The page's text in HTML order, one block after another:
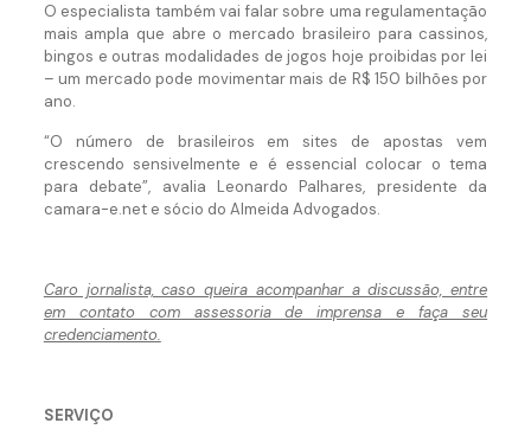
O especialista também vai falar sobre uma regulamentação
mais ampla que abre o mercado brasileiro para cassinos,
bingos e outras modalidades de jogos hoje proibidas por lei
– um mercado pode movimentar mais de R$ 150 bilhões por
ano.
“O número de brasileiros em sites de apostas vem
crescendo sensivelmente e é essencial colocar o tema
para debate”, avalia Leonardo Palhares, presidente da
camara-e.net e sócio do Almeida Advogados.
Caro jornalista, caso queira acompanhar a discussão, entre
em contato com assessoria de imprensa e faça seu
credenciamento.
SERVIÇO